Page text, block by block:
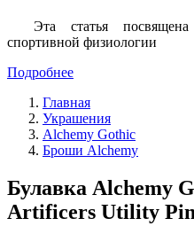
Эта статья
спортивной физиологии
Подробнее
Главная
Украшения
Alchemy Gothic
Броши Alchemy
Булавка Alchemy
Artificers Utility Pin